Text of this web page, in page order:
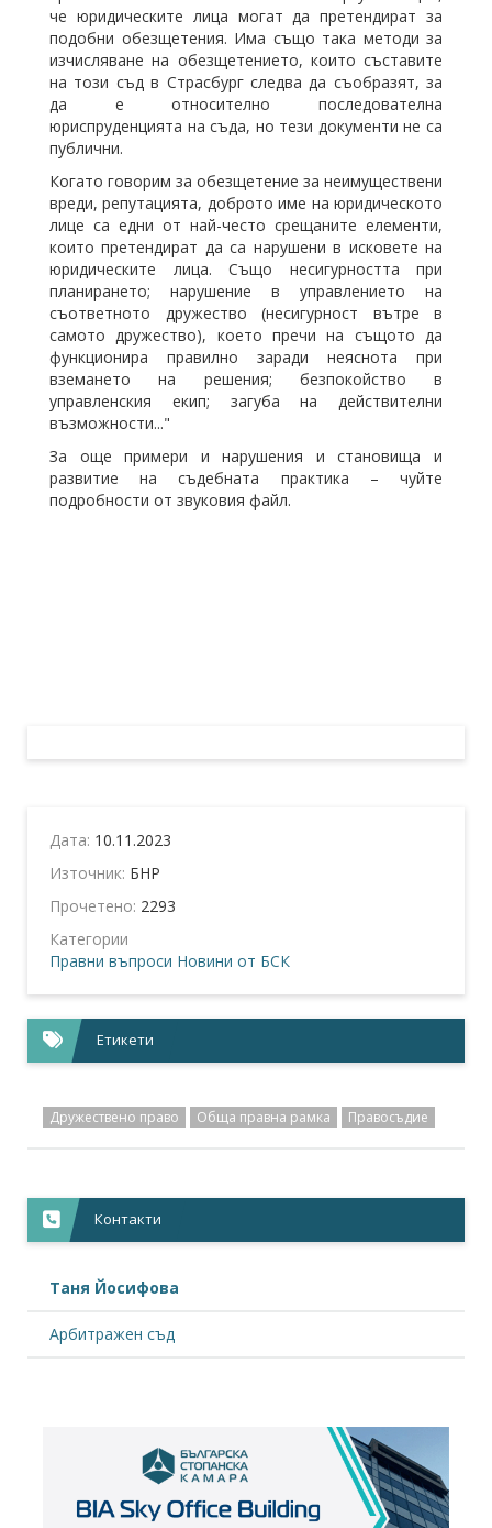
че юридическите лица могат да претендират за
подобни обезщетения. Има също така методи за
изчисляване на обезщетението, които съставите
на този съд в Страсбург следва да съобразят, за
да е относително последователна
юриспруденцията на съда, но тези документи не са
публични.
Когато говорим за обезщетение за неимуществени
вреди, репутацията, доброто име на юридическото
лице са едни от най-често срещаните елементи,
които претендират да са нарушени в исковете на
юридическите лица. Също несигурността при
планирането; нарушение в управлението на
съответното дружество (несигурност вътре в
самото дружество), което пречи на същото да
функционира правилно заради неяснота при
вземането на решения; безпокойство в
управленския екип; загуба на действителни
възможности..."
За още примери и нарушения и становища и
развитие на съдебната практика – чуйте
подробности от звуковия файл.
Дата: 10.11.2023
Източник: БНР
Прочетено: 2293
Категории
Правни въпроси Новини от БСК
Етикети
Дружествено право Обща правна рамка Правосъдие
Контакти
Таня Йосифова
Арбитражен съд